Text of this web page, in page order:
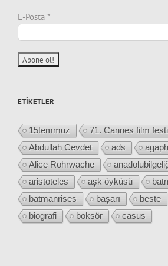
E-Posta *
ETIKETLER
15temmuz 71. Cannes film
Abdullah Cevdet
ads
Alice Rohrwache
aristoteles
aşk öyküsü
batmanrises
başarı beste
biografi
boksör casus